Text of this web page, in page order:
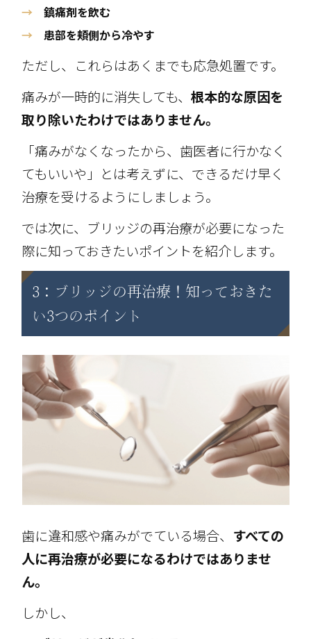
→ 鎮痛剤を飲む
→ 患部を頬側から冷やす
ただし、これらはあくまでも応急処置です。
痛みが一時的に消失しても、根本的な原因を
取り除いたわけではありません。
「痛みがなくなったから、歯医者に行かなく
てもいいや」とは考えずに、できるだけ早く
治療を受けるようにしましょう。
では次に、ブリッジの再治療が必要になった
際に知っておきたいポイントを紹介します。
3：ブリッジの再治療！知っておきた
い3つのポイント
歯に違和感や痛みがでている場合、 すべての
人に再治療が必要になるわけではありませ
ん。
しかし、